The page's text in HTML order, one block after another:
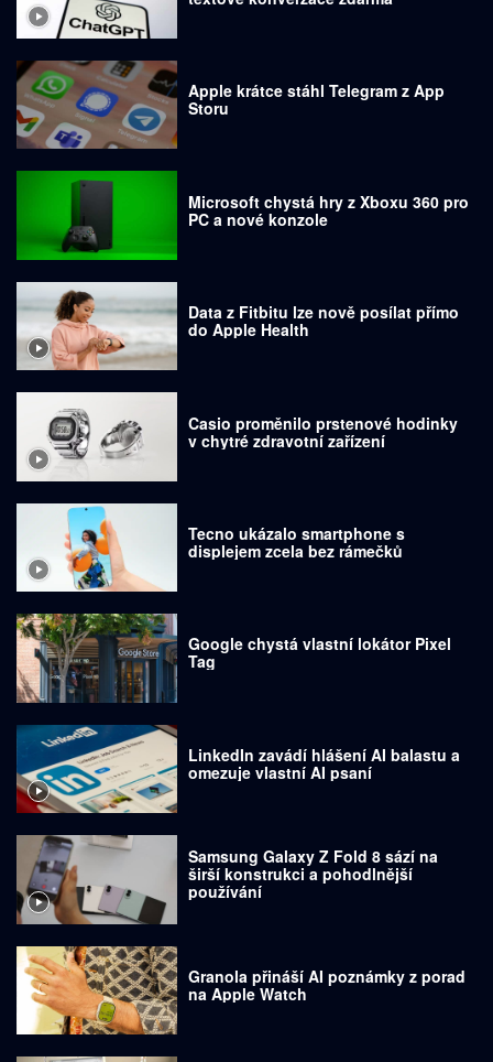
Apple krátce stáhl Telegram z App
Storu
Microsoft chystá hry z Xboxu 360 pro
PC a nové konzole
Data z Fitbitu lze nově posílat přímo
do Apple Health
Casio proměnilo prstenové hodinky
v chytré zdravotní zařízení
Tecno ukázalo smartphone s
displejem zcela bez rámečků
Google chystá vlastní lokátor Pixel
Tag
LinkedIn zavádí hlášení AI balastu a
omezuje vlastní AI psaní
Samsung Galaxy Z Fold 8 sází na
širší konstrukci a pohodlnější
používání
Granola přináší AI poznámky z porad
na Apple Watch